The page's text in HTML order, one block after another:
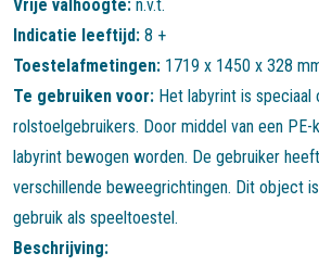
Vrije valhoogte: n.v.t.
Indicatie leeftijd: 8 +
Toestelafmetingen: 1719 x 1450 x 328
Te gebruiken voor: Het labyrint is speciaal
rolstoelgebruikers. Door middel van een PE-
labyrint bewogen worden. De gebruiker
verschillende beweegrichtingen. Dit object
gebruik als speeltoestel.
Beschrijving: